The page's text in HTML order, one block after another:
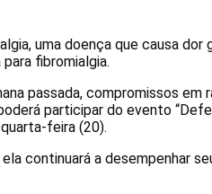
uma doença que causa dor
fibromialgia.
passada, compromissos em
participar do evento
feira (20).
continuará a desempenhar